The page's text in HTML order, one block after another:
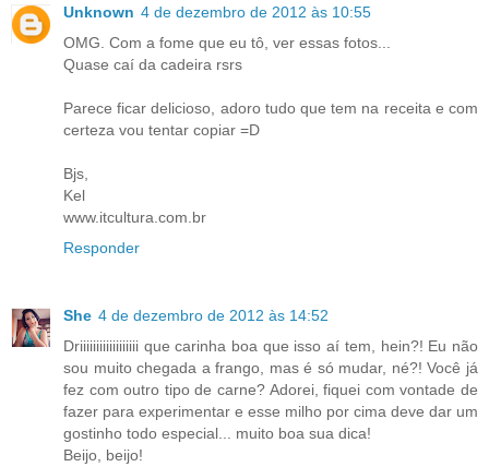
Unknown 4 de dezembro de 2012 às 10:55
OMG. Com a fome que eu tô, ver essas fotos...
Quase caí da cadeira rsrs
Parece ficar delicioso, adoro tudo que tem na receita e com
certeza vou tentar copiar =D
Bjs,
Kel
www.itcultura.com.br
Responder
She 4 de dezembro de 2012 às 14:52
Driiiiiiiiiiiiiiiiii que carinha boa que isso aí tem, hein?! Eu não
sou muito chegada a frango, mas é só mudar, né?! Você já
fez com outro tipo de carne? Adorei, fiquei com vontade de
fazer para experimentar e esse milho por cima deve dar um
gostinho todo especial... muito boa sua dica!
Beijo, beijo!